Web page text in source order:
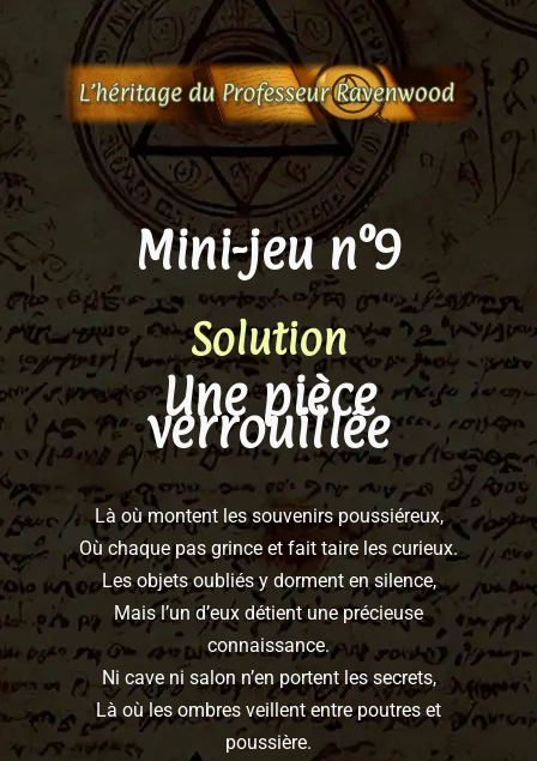
Aller
contenu
Mini-jeu n°9
Solution
Une pièce
verrouillée
Là où montent les souvenirs poussiéreux,
Où chaque pas grince et fait taire les curieux.
Les objets oubliés y dorment en silence,
Mais l’un d’eux détient une précieuse
connaissance.
Ni cave ni salon n’en portent les secrets,
Là où les ombres veillent entre poutres et
poussière.